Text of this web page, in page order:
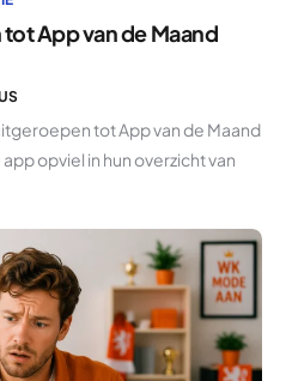
App van de Maand
tot App van de Maand
opviel in hun overzicht van